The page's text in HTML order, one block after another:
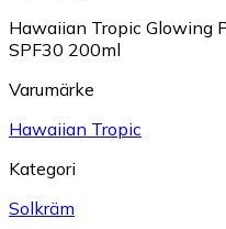
Hawaiian Tropic Glowing
SPF30 200ml
Varumärke
Hawaiian Tropic
Kategori
Solkräm